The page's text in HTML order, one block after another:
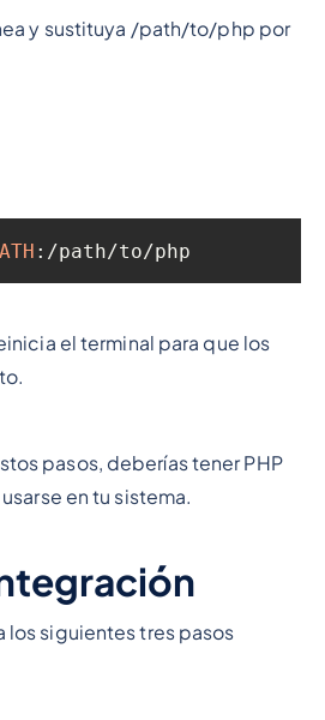
y sustituya /path/to/php por
:/path/to/php
el terminal para que los
pasos, deberías tener PHP
en tu sistema.
los siguientes tres pasos